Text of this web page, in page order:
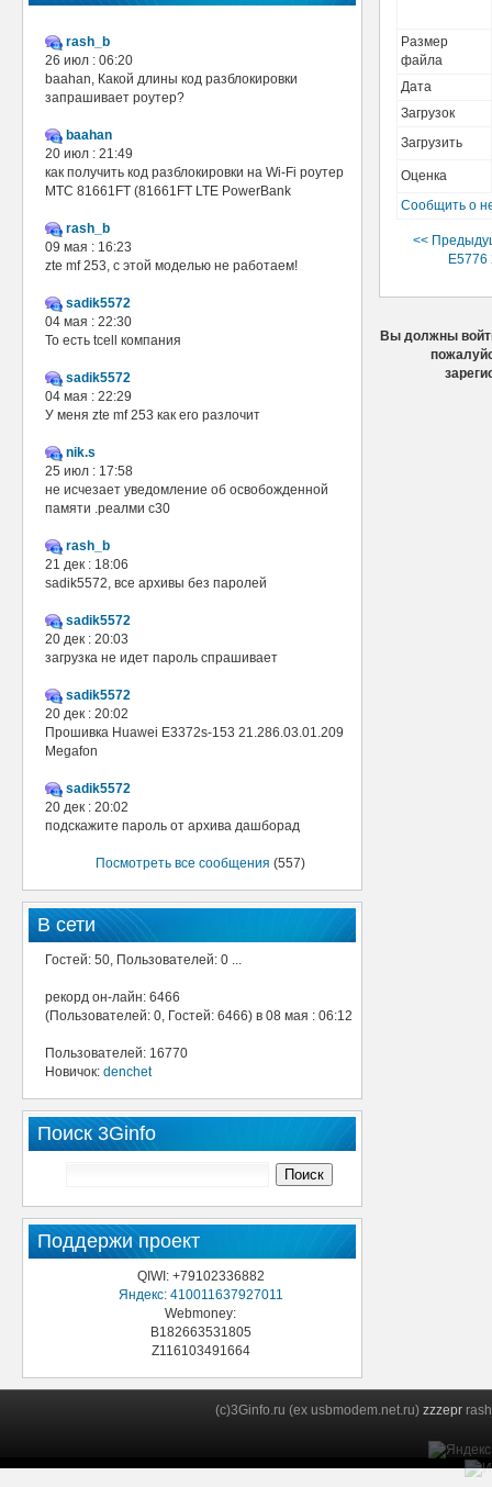
rash_b
26 июл : 06:20
baahan, Какой длины код разблокировки
запрашивает роутер?
baahan
20 июл : 21:49
как получить код разблокировки на Wi-Fi роутер
МТС 81661FT (81661FT LTE PowerBank
rash_b
09 мая : 16:23
zte mf 253, с этой моделью не работаем!
sadik5572
04 мая : 22:30
То есть tcell компания
sadik5572
04 мая : 22:29
У меня zte mf 253 как его разлочит
nik.s
25 июл : 17:58
не исчезает уведомление об освобожденной
памяти .реалми с30
rash_b
21 дек : 18:06
sadik5572, все архивы без паролей
sadik5572
20 дек : 20:03
загрузка не идет пароль спрашивает
sadik5572
20 дек : 20:02
Прошивка Huawei E3372s-153 21.286.03.01.209
Megafon
sadik5572
20 дек : 20:02
подскажите пароль от архива дашборад
Посмотреть все сообщения (557)
В сети
Гостей: 50, Пользователей: 0 ...
рекорд он-лайн: 6466
(Пользователей: 0, Гостей: 6466) в 08 мая : 06:12
Пользователей: 16770
Новичок: denchet
Поиск 3Ginfo
Поддержи проект
QIWI: +79102336882
Яндекс: 410011637927011
Webmoney:
B182663531805
Z116103491664
Размер
файла
Дата
Загрузок
Загрузить
Оценка
Сообщить о
<<
E5776
Вы должны
(c)3Ginfo.ru (ex usbmodem.net.ru) zzzepr